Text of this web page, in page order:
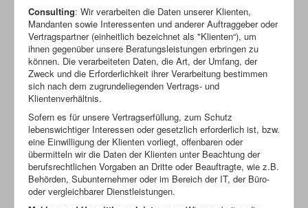
Consulting: Wir verarbeiten die Daten unserer Klienten,
Mandanten sowie Interessenten und anderer Auftraggeber oder
Vertragspartner (einheitlich bezeichnet als "Klienten“), um
ihnen gegenüber unsere Beratungsleistungen erbringen zu
können. Die verarbeiteten Daten, die Art, der Umfang, der
Zweck und die Erforderlichkeit ihrer Verarbeitung bestimmen
sich nach dem zugrundeliegenden Vertrags- und
Klientenverhältnis.
Sofern es für unsere Vertragserfüllung, zum Schutz
lebenswichtiger Interessen oder gesetzlich erforderlich ist, bzw.
eine Einwilligung der Klienten vorliegt, offenbaren oder
übermitteln wir die Daten der Klienten unter Beachtung der
berufsrechtlichen Vorgaben an Dritte oder Beauftragte, wie z.B.
Behörden, Subunternehmer oder im Bereich der IT, der Büro-
oder vergleichbarer Dienstleistungen.